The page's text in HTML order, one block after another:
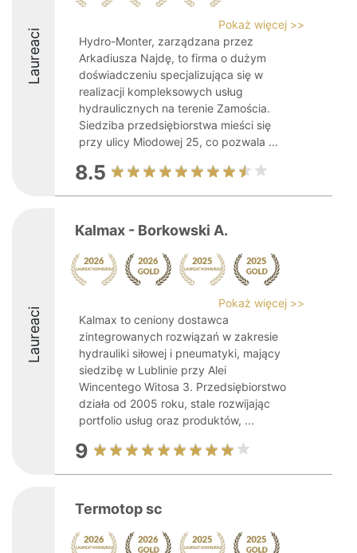
Laureaci
Pokaż więcej >>
Hydro-Monter, zarządzana przez
Arkadiusza Najdę, to firma o dużym
doświadczeniu specjalizująca się w
realizacji kompleksowych usług
hydraulicznych na terenie Zamościa.
Siedziba przedsiębiorstwa mieści się
przy ulicy Miodowej 25, co pozwala ...
8.5
Laureaci
Kalmax - Borkowski A.
Pokaż więcej >>
Kalmax to ceniony dostawca
zintegrowanych rozwiązań w zakresie
hydrauliki siłowej i pneumatyki, mający
siedzibę w Lublinie przy Alei
Wincentego Witosa 3. Przedsiębiorstwo
działa od 2005 roku, stale rozwijając
portfolio usług oraz produktów, ...
9
Termotop sc